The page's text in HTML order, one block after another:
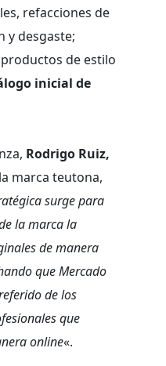
refacciones de
y desgaste;
de estilo
inicial de
Rodrigo Ruiz,
marca teutona,
surge para
la marca la
de manera
que Mercado
de los
que
online«.